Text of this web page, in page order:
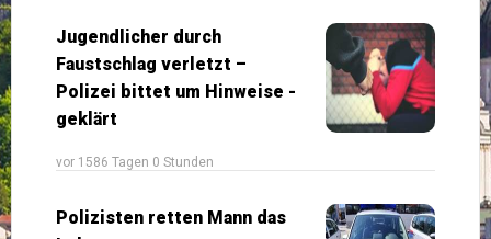
Jugendlicher durch
Faustschlag verletzt –
Polizei bittet um Hinweise -
geklärt
vor 1586 Tagen 0 Stunden
Polizisten retten Mann das